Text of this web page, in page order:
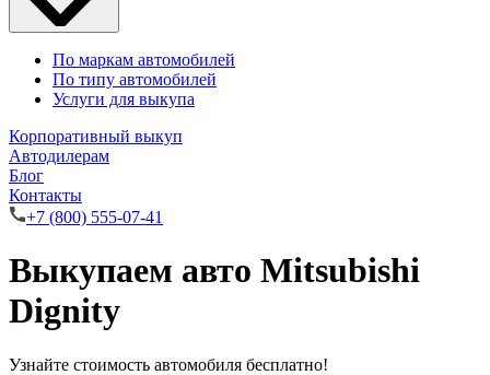
По маркам автомобилей
По типу автомобилей
Услуги для выкупа
Корпоративный выкуп
Автодилерам
Блог
Контакты
+7 (800) 555-07-41
Выкупаем авто Mitsubishi
Dignity
Узнайте стоимость автомобиля бесплатно!